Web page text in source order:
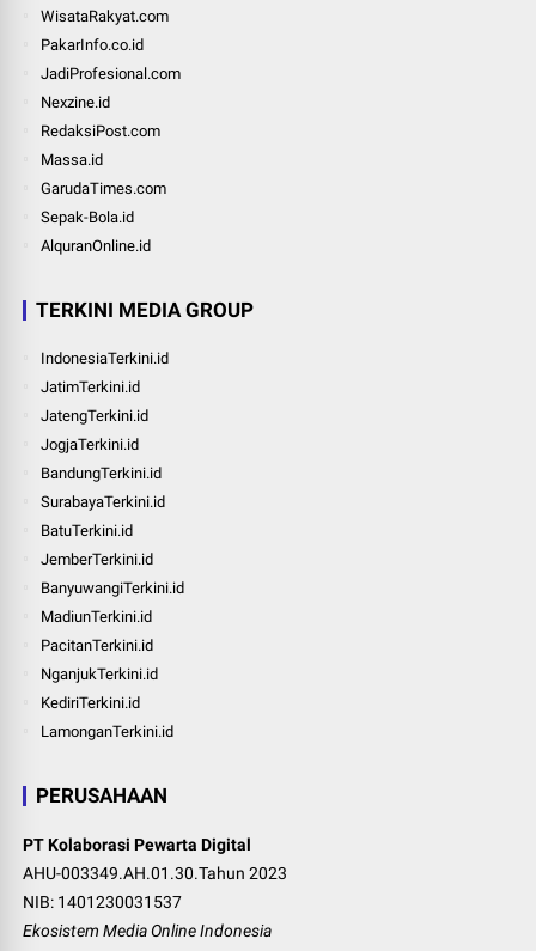
WisataRakyat.com
PakarInfo.co.id
JadiProfesional.com
Nexzine.id
RedaksiPost.com
Massa.id
GarudaTimes.com
Sepak-Bola.id
AlquranOnline.id
TERKINI MEDIA GROUP
IndonesiaTerkini.id
JatimTerkini.id
JatengTerkini.id
JogjaTerkini.id
BandungTerkini.id
SurabayaTerkini.id
BatuTerkini.id
JemberTerkini.id
BanyuwangiTerkini.id
MadiunTerkini.id
PacitanTerkini.id
NganjukTerkini.id
KediriTerkini.id
LamonganTerkini.id
PERUSAHAAN
PT Kolaborasi Pewarta Digital
AHU-003349.AH.01.30.Tahun 2023
NIB: 1401230031537
Ekosistem Media Online Indonesia